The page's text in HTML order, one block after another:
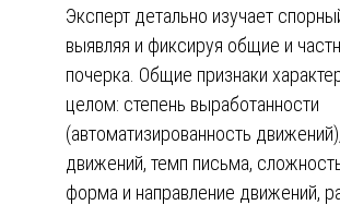
Эксперт детально изучает
выявляя и фиксируя общие и
почерка. Общие признаки
целом: степень выработанности
(автоматизированность
движений, темп письма,
форма и направление движений,